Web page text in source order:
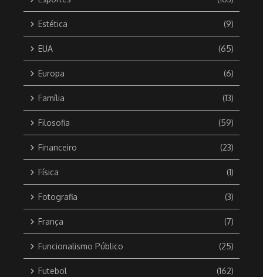
Estética (9)
EUA (65)
Europa (6)
Família (13)
Filosofia (59)
Financeiro (23)
Física (1)
Fotografia (3)
França (7)
Funcionalismo Público (25)
Futebol (162)